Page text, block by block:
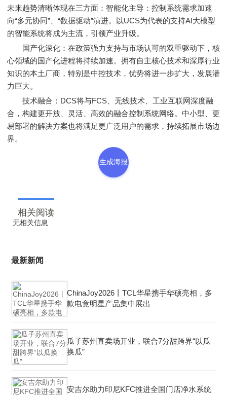
未来趋势清晰体现在三方面：智能化主导：控制系统需求加速
向“多元协同”、“数据驱动”演进。以UCS为代表的支持AI大模型
的智能系统将成为主流，引领产业升级。
国产化深化：在政策强力支持与市场认可的双重驱动下，核
心领域的国产化进程将持续加速。拥有自主核心技术和深厚行业
知识的本土厂商，特别是中控技术，优势将进一步扩大，发展潜
力巨大。
技术融合：DCS将与FCS、无线技术、工业互联网深度融
合，构建更开放、灵活、高效的融合控制系统网络。中小型、更
易部署的解决方案也将满足更广泛用户的需求，持续拓展市场边
界。
生成海报
相关阅读
无相关信息
最新新闻
ChinaJoy2026丨TCL华星携手华硕亮相，多
款电竞明星产品集中展出
瓜子苏州直卖场开业，联合7分甜跨界“以瓜
换瓜”
安吉尔助力印尼KFC推进全国门店净水系统